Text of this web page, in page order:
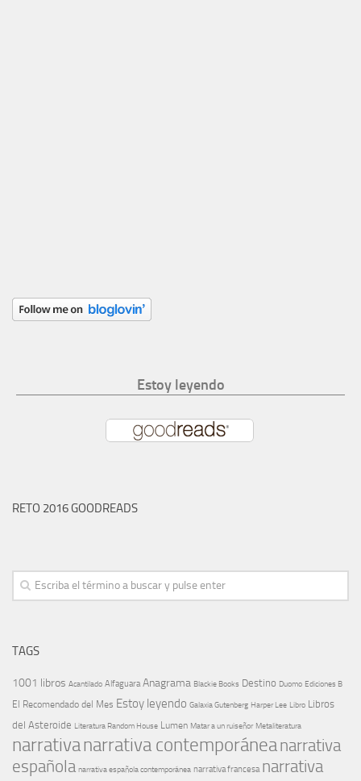
Estoy leyendo
RETO 2016 GOODREADS
TAGS
1001 libros Acantilado Alfaguara Anagrama Blackie Books Destino Duomo Ediciones B
El Recomendado del Mes Estoy leyendo Galaxia Gutenberg Harper Lee Libro Libros
del Asteroide Literatura Random House Lumen Matar a un ruiseñor Metaliteratura
narrativanarrativa contemporáneanarrativa
española narrativa española contemporánea narrativa francesa narrativa